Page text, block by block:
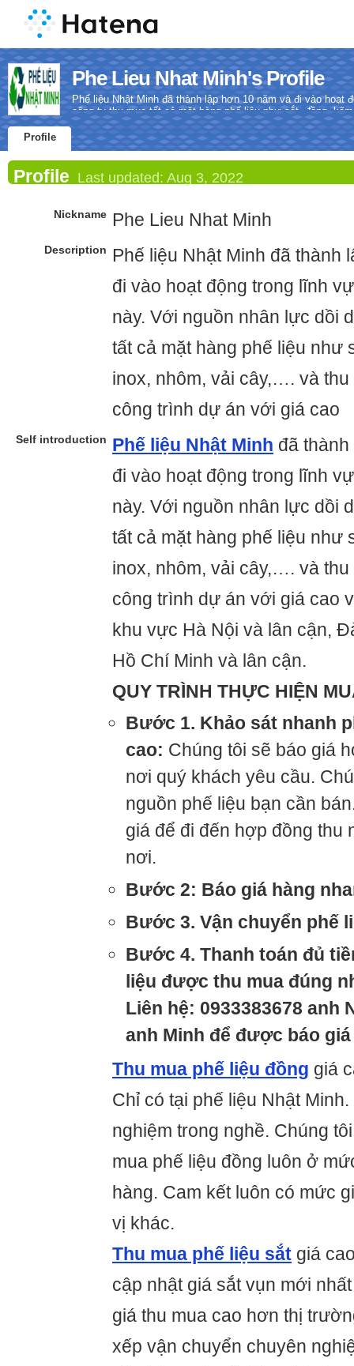
Phe Lieu Nhat Minh's Profile
Phế liệu Nhật Minh đã thành lập hơn 10 năm và đi vào
công ty thu mua tất cả mặt hàng phế liệu như sắt, đồng,
giá cao
Profile
Profile Last updated: Aug 3, 2022
Nickname Phe Lieu Nhat Minh
Description
Phế liệu Nhật Minh đã thành
đi vào hoạt động trong lĩnh
này. Với nguồn nhân lực dồi
tất cả mặt hàng phế liệu như
inox, nhôm, vải cây,…. và
công trình dự án với giá cao
Self introduction Phế liệu Nhật Minh đã
đi vào hoạt động trong lĩnh
này. Với nguồn nhân lực dồi
tất cả mặt hàng phế liệu như
inox, nhôm, vải cây,…. và
công trình dự án với giá cao
khu vực Hà Nội và lân cận,
Hồ Chí Minh và lân cận.
QUY TRÌNH THỰC HIỆN
Bước 1. Khảo sát nhanh
cao: Chúng tôi sẽ báo giá
nơi quý khách yêu cầu.
nguồn phế liệu bạn cần
giá để đi đến hợp đồng thu
nơi.
Bước 2: Báo giá hàng
Bước 3. Vận chuyển phế
Bước 4. Thanh toán đủ
liệu được thu mua đúng
Liên hệ: 0933383678 anh
anh Minh để được báo
Thu mua phế liệu đồng giá
Chỉ có tại phế liệu Nhật
nghiệm trong nghề. Chúng
mua phế liệu đồng luôn ở
hàng. Cam kết luôn có mức
vị khác.
Thu mua phế liệu sắt giá
cập nhật giá sắt vụn mới
giá thu mua cao hơn thị
xếp vận chuyển chuyên